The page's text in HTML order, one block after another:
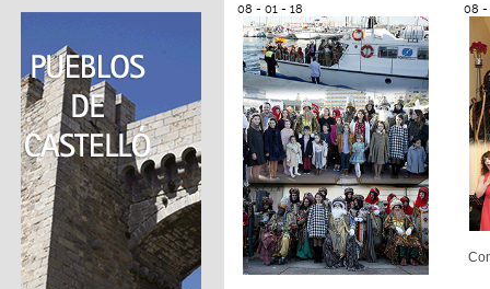
08 - 01 - 18 08 -